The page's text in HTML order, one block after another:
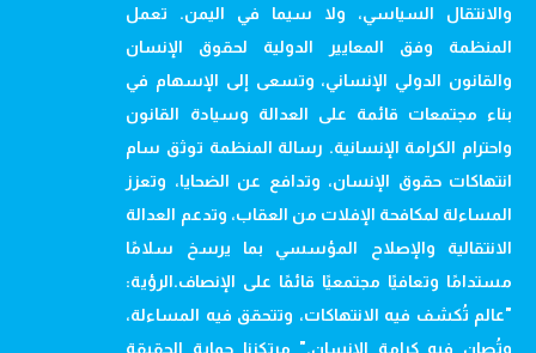
والانتقال السياسي، ولا سيما في اليمن. تعمل
المنظمة وفق المعايير الدولية لحقوق الإنسان
والقانون الدولي الإنساني، وتسعى إلى الإسهام في
بناء مجتمعات قائمة على العدالة وسيادة القانون
واحترام الكرامة الإنسانية. رسالة المنظمة توثق سام
انتهاكات حقوق الإنسان، وتدافع عن الضحايا، وتعزز
المساءلة لمكافحة الإفلات من العقاب، وتدعم العدالة
الانتقالية والإصلاح المؤسسي بما يرسخ سلامًا
مستدامًا وتعافيًا مجتمعيًا قائمًا على الإنصاف.الرؤية:
"عالم تُكشف فيه الانتهاكات، وتتحقق فيه المساءلة،
وتُصان فيه كرامة الإنسان." مرتكزنا حماية الحقيقة